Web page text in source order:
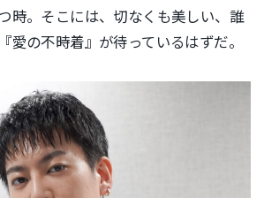
時。そこには、切なくも美しい、 誰
愛の不時着』が待っているはずだ。